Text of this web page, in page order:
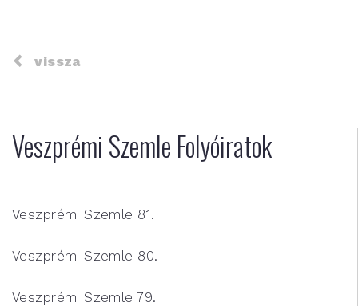
Veszprémi Szemle Folyóiratok
Veszprémi Szemle 81.
Veszprémi Szemle 80.
Veszprémi Szemle 79.
vissza